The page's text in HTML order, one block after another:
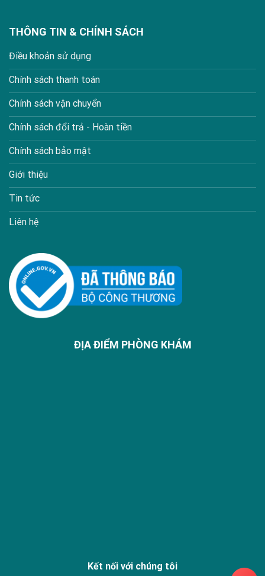
THÔNG TIN & CHÍNH SÁCH
Điều khoản sử dụng
Chính sách thanh toán
Chính sách vận chuyển
Chính sách đổi trả - Hoàn tiền
Chính sách bảo mật
Giới thiệu
Tin tức
Liên hệ
ĐỊA ĐIỂM PHÒNG KHÁM
Kết nối với chúng tôi